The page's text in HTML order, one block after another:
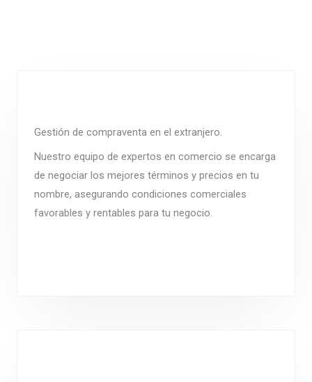
Gestión de compraventa en el extranjero.
Nuestro equipo de expertos en comercio se encarga
de negociar los mejores términos y precios en tu
nombre, asegurando condiciones comerciales
favorables y rentables para tu negocio.